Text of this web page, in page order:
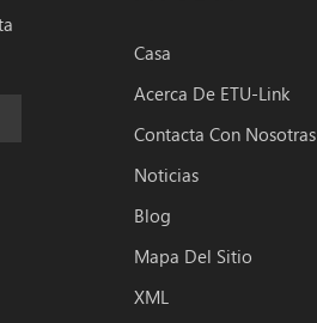
Casa
Acerca De ETU-Link
Contacta Con Nosotras
Noticias
Blog
Mapa Del Sitio
XML